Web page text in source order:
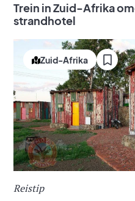
Trein in Zuid-Afrika
strandhotel
Zuid-Afrika
Reistip